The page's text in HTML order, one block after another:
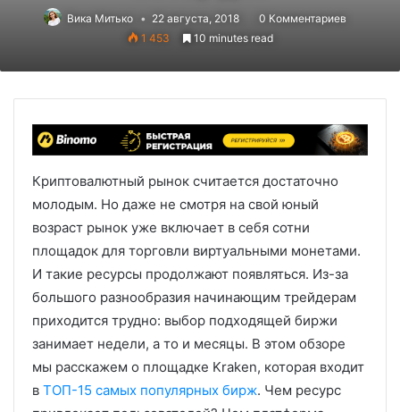
Вика Митько 22 августа, 2018
0 Комментариев
1 453
10 minutes read
Криптовалютный рынок считается достаточно
молодым. Но даже не смотря на свой юный
возраст рынок уже включает в себя сотни
площадок для торговли виртуальными монетами.
И такие ресурсы продолжают появляться. Из-за
большого разнообразия начинающим трейдерам
приходится трудно: выбор подходящей биржи
занимает недели, а то и месяцы. В этом обзоре
мы расскажем о площадке Kraken, которая входит
в ТОП-15 самых популярных бирж. Чем ресурс